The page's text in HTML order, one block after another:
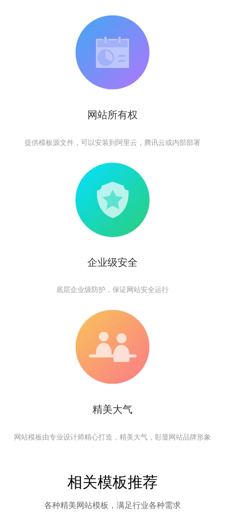
网站所有权
提供模板源文件，可以安装到阿里云，腾讯云或内部部署
企业级安全
底层企业级防护，保证网站安全运行
精美大气
网站模板由专业设计师精心打造，精美大气，彰显网站品牌形象
相关模板推荐
各种精美网站模板，满足行业各种需求